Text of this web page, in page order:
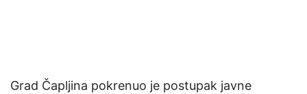
Grad Čapljina pokrenuo je postupak javne